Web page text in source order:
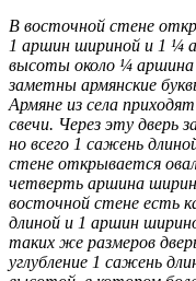
В восточной стене
1 аршин шириной и 1 ¼
высоты около ¼
заметны армянские
Армяне из села
свечи. Через эту дверь
но всего 1 сажень
стене открывается
четверть аршина
восточной стене есть
длиной и 1 аршин
таких же размеров
углубление 1 сажень